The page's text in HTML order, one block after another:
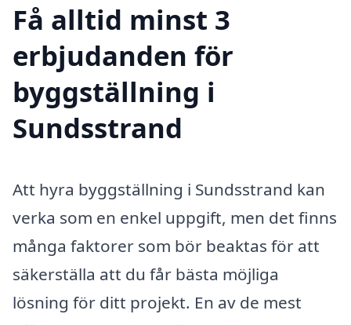
Få alltid minst 3
erbjudanden för
byggställning i
Sundsstrand
Att hyra byggställning i Sundsstrand kan
verka som en enkel uppgift, men det finns
många faktorer som bör beaktas för att
säkerställa att du får bästa möjliga
lösning för ditt projekt. En av de mest